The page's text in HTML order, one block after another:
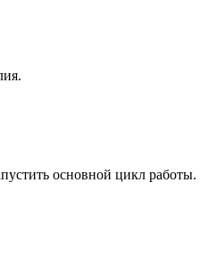
основной цикл работы.